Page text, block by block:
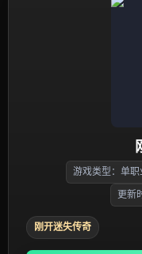
游戏类型：单职
更新
刚开迷失传奇